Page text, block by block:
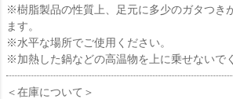
※樹脂製品の性質上、足元に多少のガタつき
ます。
※水平な場所でご使用ください。
※加熱した鍋などの高温物を上に乗せないで
＜在庫について＞